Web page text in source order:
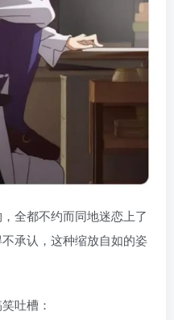
全都不约而同地迷恋上了
承认，这种缩放自如的姿
吐槽：